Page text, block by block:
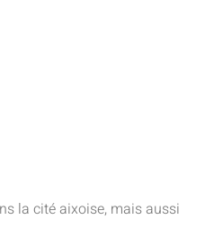
la cité aixoise, mais aussi